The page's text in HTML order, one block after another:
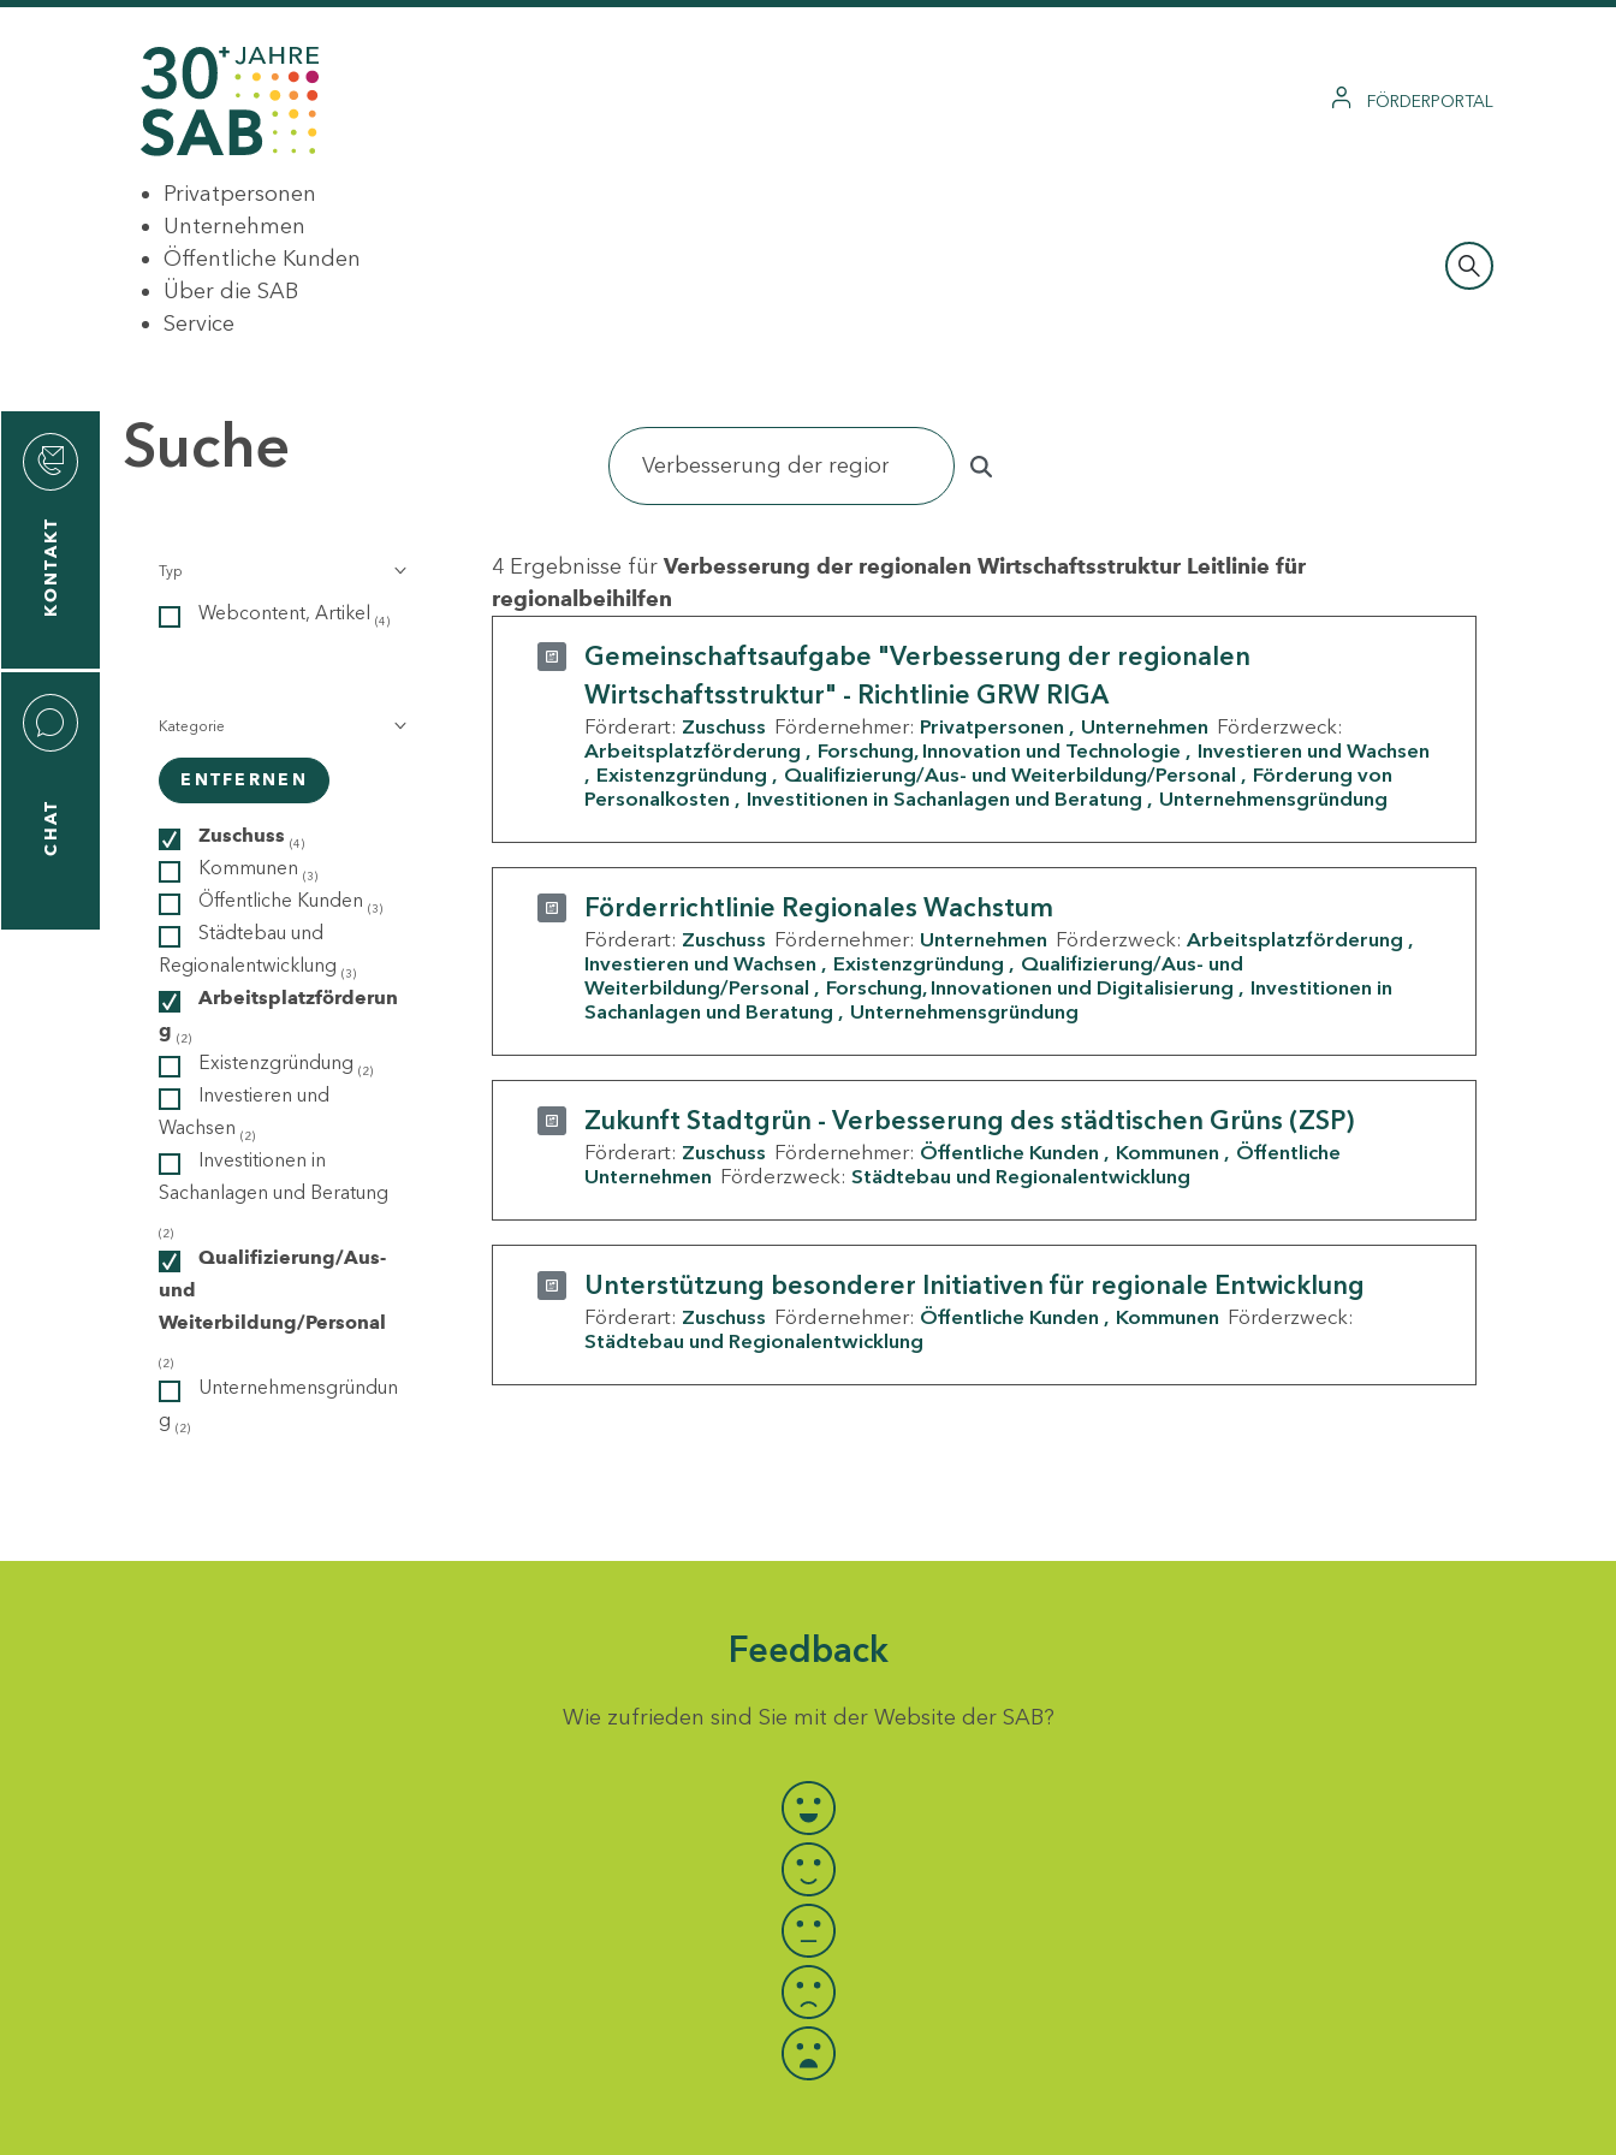
FÖRDERPORTAL
Privatpersonen
Unternehmen
Öffentliche Kunden
Über die SAB
Service
KONTAKT
CHAT
Suche
Typ
Webcontent, Artikel (4)
Kategorie
ENTFERNEN
Zuschuss (4)
Kommunen (3)
Öffentliche Kunden (3)
Städtebau und
Regionalentwicklung (3)
Arbeitsplatzförderun
g (2)
Existenzgründung (2)
Investieren und
Wachsen (2)
Investitionen in
Sachanlagen und Beratung
(2)
Qualifizierung/Aus-
und
Weiterbildung/Personal
(2)
Unternehmensgründun
g (2)
4 Ergebnisse für Verbesserung der regionalen Wirtschaftsstruktur Leitlinie für
regionalbeihilfen
Gemeinschaftsaufgabe "Verbesserung der regionalen
Wirtschaftsstruktur" - Richtlinie GRW RIGA
Förderart: Zuschuss Fördernehmer: Privatpersonen Unternehmen Förderzweck:
Arbeitsplatzförderung
Forschung, Innovation und Technologie
Investieren und Wachsen
Existenzgründung
Qualifizierung/Aus- und Weiterbildung/Personal
Förderung von
Personalkosten
Investitionen in Sachanlagen und Beratung Unternehmensgründung
Förderrichtlinie Regionales Wachstum
Förderart: Zuschuss Fördernehmer: Unternehmen Förderzweck: Arbeitsplatzförderung
Investieren und Wachsen
Existenzgründung
Qualifizierung/Aus- und
Weiterbildung/Personal
Forschung, Innovationen und Digitalisierung
Investitionen in
Sachanlagen und Beratung
Unternehmensgründung
Zukunft Stadtgrün - Verbesserung des städtischen Grüns (ZSP)
Förderart: Zuschuss Fördernehmer: Öffentliche Kunden Kommunen
Öffentliche
Unternehmen Förderzweck: Städtebau und Regionalentwicklung
Unterstützung besonderer Initiativen für regionale Entwicklung
Förderart: Zuschuss Fördernehmer: Öffentliche Kunden Kommunen Förderzweck:
Städtebau und Regionalentwicklung
Feedback
Wie zufrieden sind Sie mit der Website der SAB?
Bewertung auswählen